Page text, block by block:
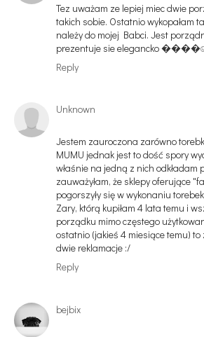
Tez uważam ze lepiej miec dwie
takich sobie. Ostatnio wykopałam
należy do mojej Babci. Jest
prezentuje sie elegancko
Reply
Unknown
Jestem zauroczona zarówno
MUMU jednak jest to dość spory
właśnie na jedną z nich odkładam
zauważyłam, że sklepy oferujące
pogorszyły się w wykonaniu
Zary, którą kupiłam 4 lata temu i
porządku mimo częstego
ostatnio (jakieś 4 miesiące temu) to
dwie reklamacje :/
Reply
bejbix